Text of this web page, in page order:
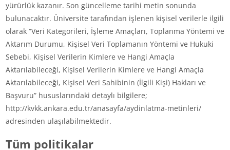
yürürlük kazanır. Son güncelleme tarihi metin sonunda
bulunacaktır. Üniversite tarafından işlenen kişisel verilerle ilgili
olarak “Veri Kategorileri, İşleme Amaçları, Toplanma Yöntemi ve
Aktarım Durumu, Kişisel Veri Toplamanın Yöntemi ve Hukuki
Sebebi, Kişisel Verilerin Kimlere ve Hangi Amaçla
Aktarılabileceği, Kişisel Verilerin Kimlere ve Hangi Amaçla
Aktarılabileceği, Kişisel Veri Sahibinin (İlgili Kişi) Hakları ve
Başvuru” hususlarındaki detaylı bilgilere;
http://kvkk.ankara.edu.tr/anasayfa/aydinlatma-metinleri/
adresinden ulaşılabilmektedir.
Tüm politikalar